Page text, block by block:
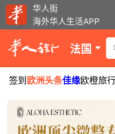
华人街
海外华人生活APP
法国
签到 欧洲头条佳缘欧橙旅行